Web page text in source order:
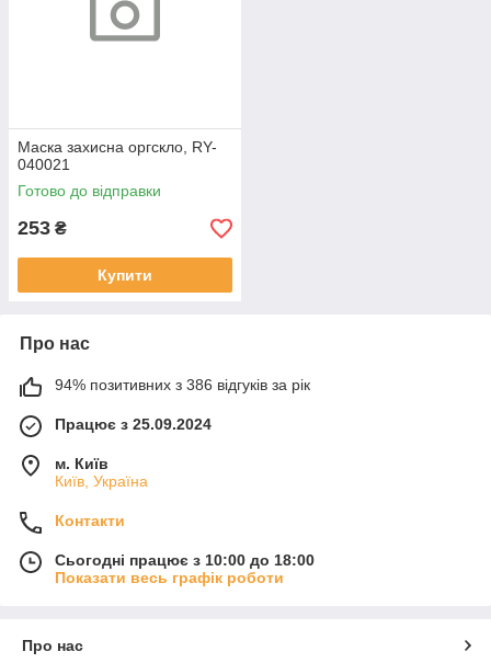
Маска захисна оргскло, RY-
040021
Готово до відправки
253 ₴
Купити
Про нас
94% позитивних з 386 відгуків за рік
Працює з 25.09.2024
м. Київ
Київ, Україна
Контакти
Сьогодні працює з 10:00 до 18:00
Показати весь графік роботи
Про нас